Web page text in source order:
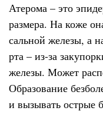
Атерома – это
размера. На коже
сальной железы, а
рта – из-за
железы. Может
Образование
и вызывать острые